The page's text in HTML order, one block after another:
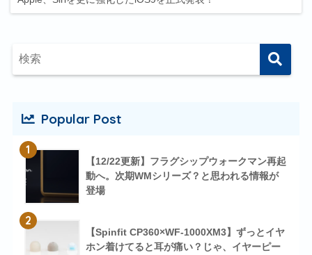
Popular Post
1
【12/22更新】フラグシップウォークマン再起
動へ。次期WMシリーズ？と思われる情報が
登場
2
【Spinfit CP360×WF-1000XM3】ずっとイヤ
ホン着けてると耳が痛い？じゃ、イヤーピー